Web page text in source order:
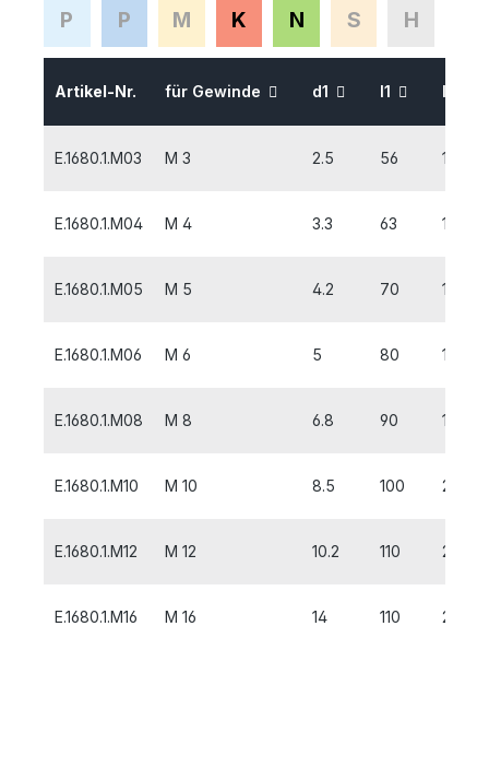
P P M K N S H
Artikel-Nr. für Gewinde d1 l1 l2
E.1680.1.M03 M 3 2.5 56 10
E.1680.1.M04 M 4 3.3 63 12
E.1680.1.M05 M 5 4.2 70 14
E.1680.1.M06 M 6 5 80 16
E.1680.1.M08 M 8 6.8 90 18
E.1680.1.M10 M 10 8.5 100 20
E.1680.1.M12 M 12 10.2 110 22
E.1680.1.M16 M 16 14 110 28